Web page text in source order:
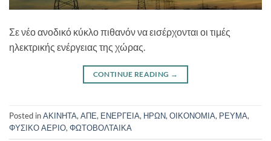
Σε νέο ανοδικό κύκλο πιθανόν να εισέρχονται οι τιμές
ηλεκτρικής ενέργειας της χώρας.
CONTINUE READING →
Posted inΑΚΙΝΗΤΑ,ΑΠΕ, ΕΝΕΡΓΕΙΑ, ΗΡΩΝ,ΟΙΚΟΝΟΜΙΑ, ΡΕΥΜΑ,
ΦΥΣΙΚΟ ΑΕΡΙΟ,ΦΩΤΟΒΟΛΤΑΙΚΑ